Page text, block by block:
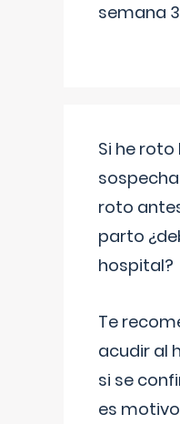
semana
Si he
roto
parto
hospital?
Te
acudir al
si se
es